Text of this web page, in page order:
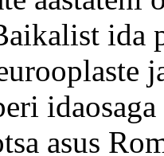
ida
asus